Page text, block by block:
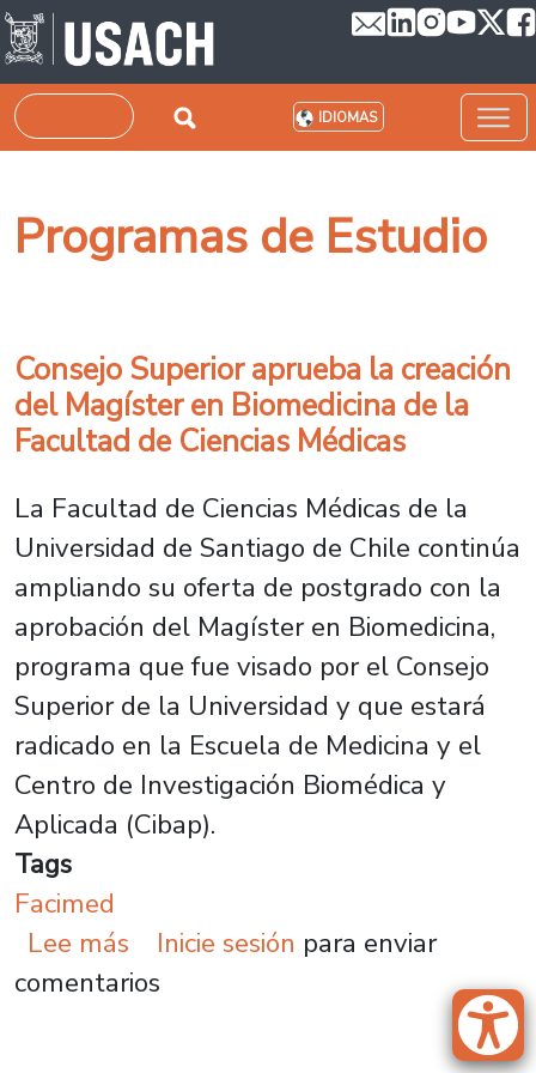
Pasar al contenido principal
Buscar IDIOMAS
Programas de Estudio
Consejo Superior aprueba la creación
del Magíster en Biomedicina de la
Facultad de Ciencias Médicas
La Facultad de Ciencias Médicas de la
Universidad de Santiago de Chile continúa
ampliando su oferta de postgrado con la
aprobación del Magíster en Biomedicina,
programa que fue visado por el Consejo
Superior de la Universidad y que estará
radicado en la Escuela de Medicina y el
Centro de Investigación Biomédica y
Aplicada (Cibap).
Tags
Facimed
Lee más sobre Consejo Superior
Inicie sesión para enviar
comentarios